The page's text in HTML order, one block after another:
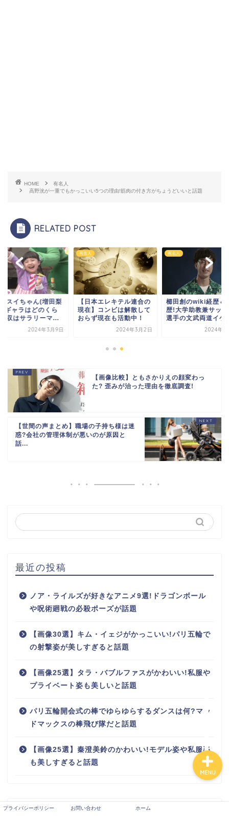
HOME
有名人
高野洸が一重でもかっこいい5つの理由!筋肉の付き方がちょうどいいと話題
RELATED POST
スイちゃん(増田梨
ギャラはどのくら
収はサラリーマ...
2024年3月9日
有名人
【日本エレキテル連合の
現在】コンビは解散して
おらず現在も活動中！
2024年3月2日
有名人
櫛田創のwiki経歴＆
歴!大学助教兼サッ
選手の文武両道イケ
2024年6
【画像比較】ともさかりえの顔変わっ
た? 歪みが治った理由を徹底調査!
【世間の声まとめ】職場の子持ち様は迷
惑?会社の管理体制が悪いのが原因と
話...
最近の投稿
ノア・ライルズが好きなアニメ9選!ドラゴンボール
や呪術廻戦の必殺ポーズが話題
【画像30選】キム・イェジがかっこいい!パリ五輪で
の射撃姿が美しすぎると話題
【画像25選】タラ・バブルファスがかわいい!私服や
プライベート姿も美しいと話題
パリ五輪開会式の棒でゆらゆらするダンスは何?マッ
ドマックスの棒飛び隊だと話題
【画像25選】秦澄美鈴のかわいい!モデル姿や私服姿
も美しすぎると話題
カテゴリー
プライバシーポリシー お問い合わせ ホーム
MENU
お問い合わせ
プロフィール